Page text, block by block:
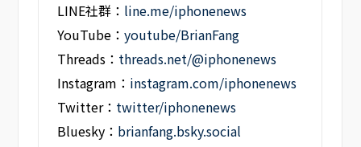
LINE社群： line.me/iphonenews
YouTube：youtube/BrianFang
Threads： threads.net/@iphonenews
Instagram： instagram.com/iphonenews
Twitter： twitter/iphonenews
Bluesky： brianfang.bsky.social